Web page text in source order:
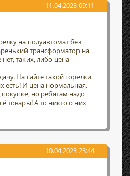
11.04.2023 09:11
на полуавтомат без
трансформатор на
таких, либо цена
На сайте такой горелки
есть! И цена нормальная.
но ребятам надо
товары! А то никто о них
10.04.2023 23:44